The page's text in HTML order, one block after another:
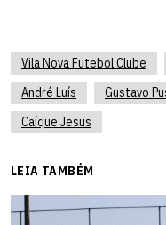
Vila Nova Futebol Clube
André Luís
Gustavo
Caíque Jesus
LEIA TAMBÉM